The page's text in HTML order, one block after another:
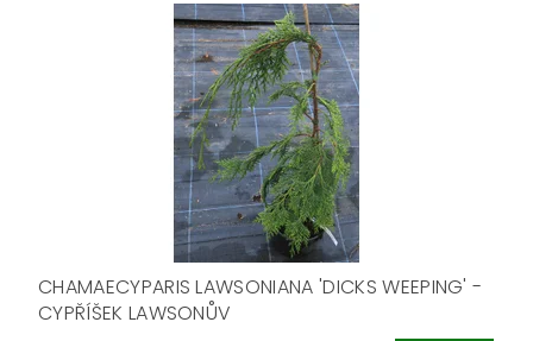
CHAMAECYPARIS LAWSONIANA 'DICKS WEEPING' -
CYPŘÍŠEK LAWSONŮV